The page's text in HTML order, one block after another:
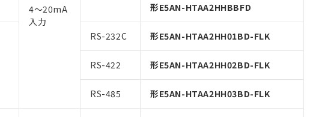
4～20mA
入力
形E5AN-HTAA2HHBBFD
RS-232C 形E5AN-HTAA2HH01BD-FLK
RS-422 形E5AN-HTAA2HH02BD-FLK
RS-485 形E5AN-HTAA2HH03BD-FLK